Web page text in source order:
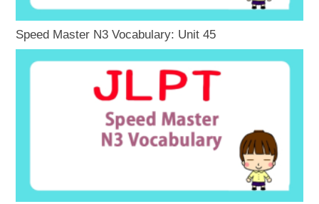
Speed Master N3 Vocabulary: Unit 45